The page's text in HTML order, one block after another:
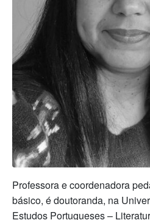
Professora e coordenadora
básico, é doutoranda, na
Estudos Portugueses –